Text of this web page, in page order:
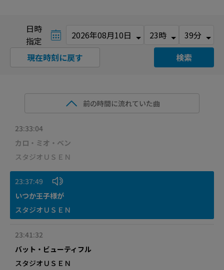
日時
指定
検索
現在時刻に戻す
前の時間に流れていた曲
23:33:04
カロ・ミオ・ベン
スタジオＵＳＥＮ
23:37:49
いつか王子様が
スタジオＵＳＥＮ
23:41:32
バット・ビューティフル
スタジオＵＳＥＮ